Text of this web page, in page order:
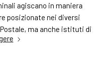
agiscano in maniera
posizionate nei diversi
ma anche istituti di